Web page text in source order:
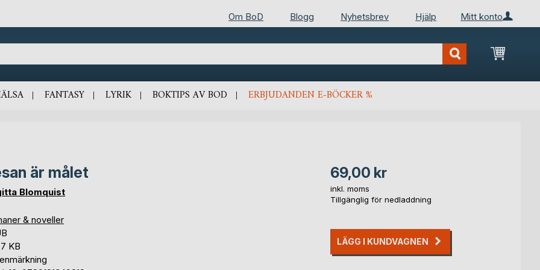
Mitt konto
Om BoD Blogg Nyhetsbrev Hjälp
Min
FANTASY LYRIK BOKTIPS AV BOD ERBJUDANDEN E-BÖCKER %
är målet
Blomquist
& noveller
KB
69,00 kr
inkl. moms
Tillgänglig för nedladdning
LÄGG I KUNDVAGNEN